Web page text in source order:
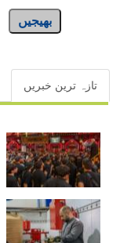
بھیجیں
تازہ ترین خبریں